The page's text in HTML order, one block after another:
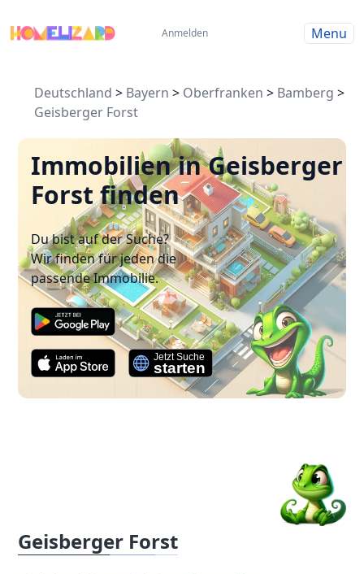
Anmelden Menu
Deutschland > Bayern > Oberfranken > Bamberg >
Geisberger Forst
Immobilien in Geisberger
Forst finden
Du bist auf der Suche?
Wir finden für jeden die
passende Immobilie.
Geisberger Forst